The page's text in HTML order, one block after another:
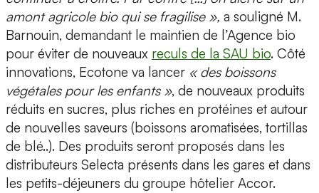
amont agricole bio qui se fragilise », a souligné M.
Barnouin, demandant le maintien de l’Agence bio
pour éviter de nouveaux reculs de la SAU bio. Côté
innovations, Ecotone va lancer « des boissons
végétales pour les enfants », de nouveaux produits
réduits en sucres, plus riches en protéines et autour
de nouvelles saveurs (boissons aromatisées, tortillas
de blé..). Des produits seront proposés dans les
distributeurs Selecta présents dans les gares et dans
les petits-déjeuners du groupe hôtelier Accor.